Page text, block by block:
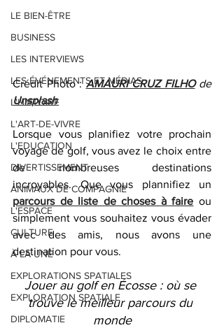
LE BIEN-ÊTRE
BUSINESS
LES INTERVIEWS
LES ÉVÉNEMENTS ET MÉDIAS
L'HISTOIRE
L'ART-DE-VIVRE
L'EDUCATION
DIVERTISSEMENT
ANIMAUX DE COMPAGNIE
L'ESPACE
CULTURE
À LA UNE
EXPLORATIONS SPATIALES
EXPLORATION SPATIALE
DIPLOMATIE
Crédit Photo : AMAURI CRUZ FILHO
de
Unsplash
Lorsque vous planifiez votre prochain
voyage de golf, vous avez le choix entre
de nombreuses destinations
parcours de liste de choses à faire ou
simplement vous souhaitez vous évader
avec des amis, nous avons une
destination pour vous.
Jouer au golf en Écosse : où se
trouve le meilleur parcours du
monde